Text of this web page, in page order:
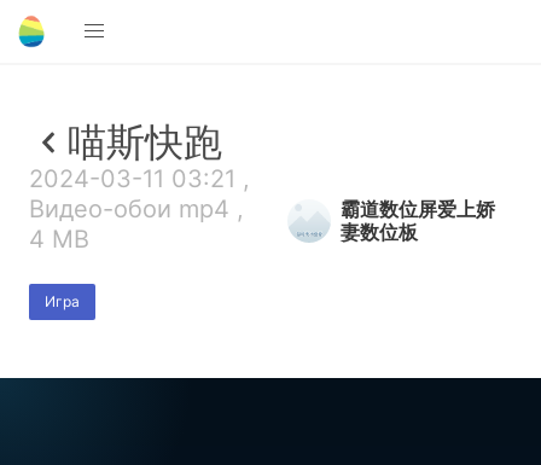
喵斯快跑
2024-03-11 03:21 ,
Видео-обои mp4 ,
4 MB
Игра
霸道数位屏爱上娇
妻数位板